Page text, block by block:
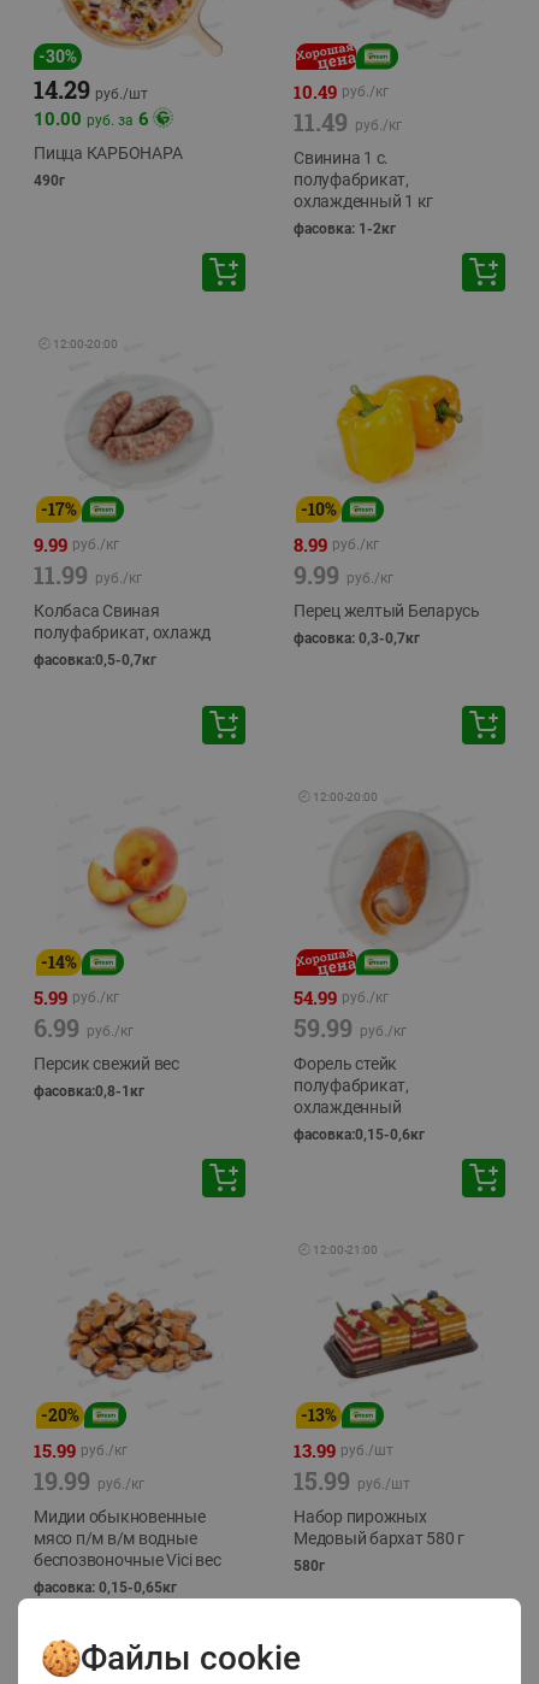
-30%
14.29 руб./шт
10.00 руб. за 6
Пицца КАРБОНАРА
490г
10.49 руб./кг
11.49 руб./кг
Свинина 1 с.
полуфабрикат,
охлажденный 1 кг
фасовка: 1-2кг
🕘 12:00-20:00
-17%
9.99 руб./кг
11.99 руб./кг
Колбаса Свиная
полуфабрикат, охлажд
фасовка:0,5-0,7кг
-10%
8.99 руб./кг
9.99 руб./кг
Перец желтый Беларусь
фасовка: 0,3-0,7кг
-14%
5.99 руб./кг
6.99 руб./кг
Персик свежий вес
фасовка:0,8-1кг
🕘 12:00-20:00
54.99 руб./кг
59.99 руб./кг
Форель стейк
полуфабрикат,
охлажденный
фасовка:0,15-0,6кг
-20%
15.99 руб./кг
19.99 руб./кг
Мидии обыкновенные
мясо п/м в/м водные
беспозвоночные Vici вес
фасовка: 0,15-0,65кг
🕘 12:00-21:00
-13%
13.99 руб./шт
15.99 руб./шт
Набор пирожных
Медовый бархат 580 г
580г
Файлы cookie